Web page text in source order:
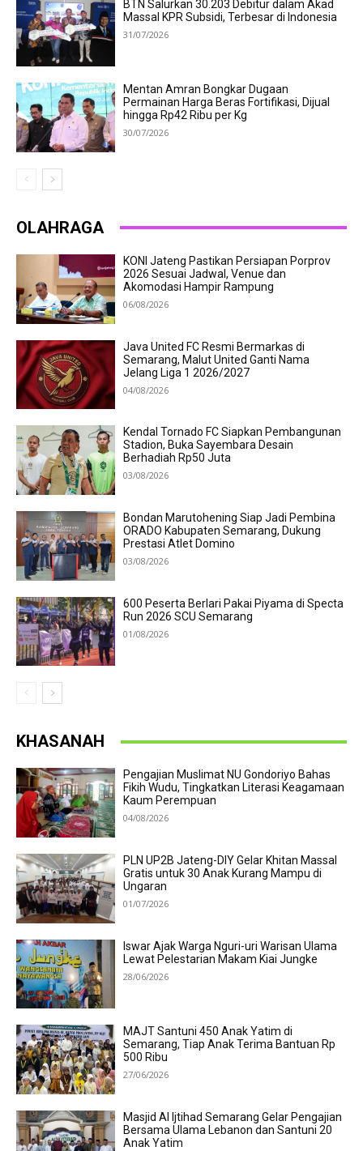
BTN Salurkan 30.203 Debitur dalam Akad
Massal KPR Subsidi, Terbesar di Indonesia
31/07/2026
Mentan Amran Bongkar Dugaan
Permainan Harga Beras Fortifikasi, Dijual
hingga Rp42 Ribu per Kg
30/07/2026
OLAHRAGA
KONI Jateng Pastikan Persiapan Porprov
2026 Sesuai Jadwal, Venue dan
Akomodasi Hampir Rampung
06/08/2026
Java United FC Resmi Bermarkas di
Semarang, Malut United Ganti Nama
Jelang Liga 1 2026/2027
04/08/2026
Kendal Tornado FC Siapkan Pembangunan
Stadion, Buka Sayembara Desain
Berhadiah Rp50 Juta
03/08/2026
Bondan Marutohening Siap Jadi Pembina
ORADO Kabupaten Semarang, Dukung
Prestasi Atlet Domino
03/08/2026
600 Peserta Berlari Pakai Piyama di Specta
Run 2026 SCU Semarang
01/08/2026
KHASANAH
Pengajian Muslimat NU Gondoriyo Bahas
Fikih Wudu, Tingkatkan Literasi Keagamaan
Kaum Perempuan
04/08/2026
PLN UP2B Jateng-DIY Gelar Khitan Massal
Gratis untuk 30 Anak Kurang Mampu di
Ungaran
01/07/2026
Iswar Ajak Warga Nguri-uri Warisan Ulama
Lewat Pelestarian Makam Kiai Jungke
28/06/2026
MAJT Santuni 450 Anak Yatim di
Semarang, Tiap Anak Terima Bantuan Rp
500 Ribu
27/06/2026
Masjid Al Ijtihad Semarang Gelar Pengajian
Bersama Ulama Lebanon dan Santuni 20
Anak Yatim